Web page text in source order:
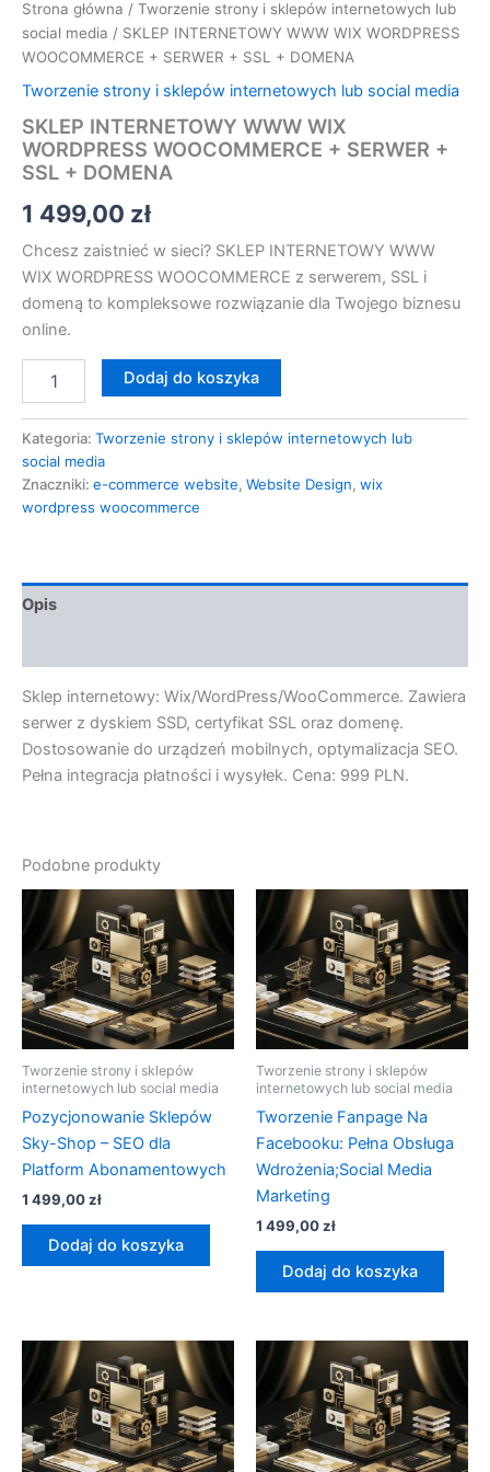
Strona główna / Tworzenie strony i sklepów internetowych lub
social media / SKLEP INTERNETOWY WWW WIX WORDPRESS
WOOCOMMERCE + SERWER + SSL + DOMENA
Tworzenie strony i sklepów internetowych lub social media
SKLEP INTERNETOWY WWW WIX
WORDPRESS WOOCOMMERCE + SERWER +
SSL + DOMENA
1 499,00 zł
Chcesz zaistnieć w sieci? SKLEP INTERNETOWY WWW
WIX WORDPRESS WOOCOMMERCE z serwerem, SSL i
domeną to kompleksowe rozwiązanie dla Twojego biznesu
online.
Dodaj do koszyka
Kategoria: Tworzenie strony i sklepów internetowych lub
social media
Znaczniki: e-commerce website, Website Design, wix
wordpress woocommerce
Opis
Sklep internetowy: Wix/WordPress/WooCommerce. Zawiera
serwer z dyskiem SSD, certyfikat SSL oraz domenę.
Dostosowanie do urządzeń mobilnych, optymalizacja SEO.
Pełna integracja płatności i wysyłek. Cena: 999 PLN.
Podobne produkty
Tworzenie strony i sklepów
internetowych lub social media
Pozycjonowanie Sklepów
Sky-Shop – SEO dla
Platform Abonamentowych
1 499,00zł
Dodaj do koszyka
Tworzenie strony i sklepów
internetowych lub social media
Tworzenie Fanpage Na
Facebooku: Pełna Obsługa
Wdrożenia;Social Media
Marketing
1 499,00zł
Dodaj do koszyka